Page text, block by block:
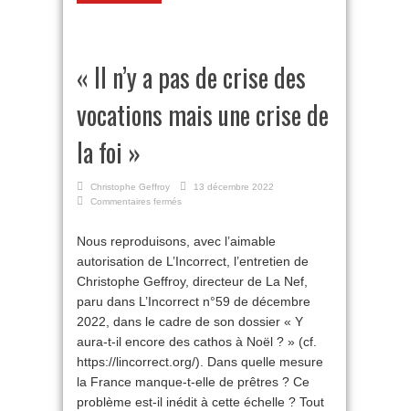
« Il n’y a pas de crise des
vocations mais une crise de
la foi »
Christophe Geffroy
13 décembre 2022
Commentaires fermés
a
pas
crise
des
vocations
une
crise
foi »
Nous reproduisons, avec l’aimable
autorisation de L’Incorrect, l’entretien de
Christophe Geffroy, directeur de La Nef,
paru dans L’Incorrect n°59 de décembre
2022, dans le cadre de son dossier « Y
aura-t-il encore des cathos à Noël ? » (cf.
https://lincorrect.org/). Dans quelle mesure
la France manque-t-elle de prêtres ? Ce
problème est-il inédit à cette échelle ? Tout